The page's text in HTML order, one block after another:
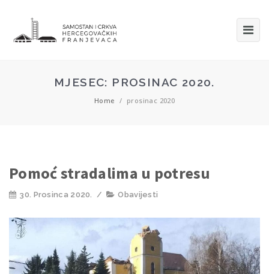
MJESEC: PROSINAC 2020.
Home / prosinac 2020
Pomoć stradalima u potresu
30. Prosinca 2020. / Obavijesti